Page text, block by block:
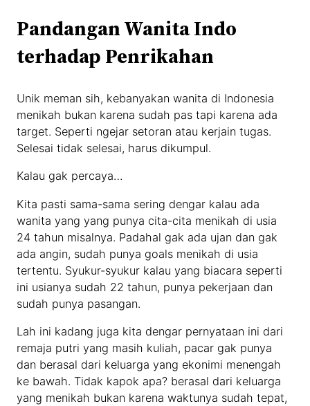
Pandangan Wanita Indo
terhadap Penrikahan
Unik meman sih, kebanyakan wanita di Indonesia
menikah bukan karena sudah pas tapi karena ada
target. Seperti ngejar setoran atau kerjain tugas.
Selesai tidak selesai, harus dikumpul.
Kalau gak percaya…
Kita pasti sama-sama sering dengar kalau ada
wanita yang yang punya cita-cita menikah di usia
24 tahun misalnya. Padahal gak ada ujan dan gak
ada angin, sudah punya goals menikah di usia
tertentu. Syukur-syukur kalau yang biacara seperti
ini usianya sudah 22 tahun, punya pekerjaan dan
sudah punya pasangan.
Lah ini kadang juga kita dengar pernyataan ini dari
remaja putri yang masih kuliah, pacar gak punya
dan berasal dari keluarga yang ekonimi menengah
ke bawah. Tidak kapok apa? berasal dari keluarga
yang menikah bukan karena waktunya sudah tepat,